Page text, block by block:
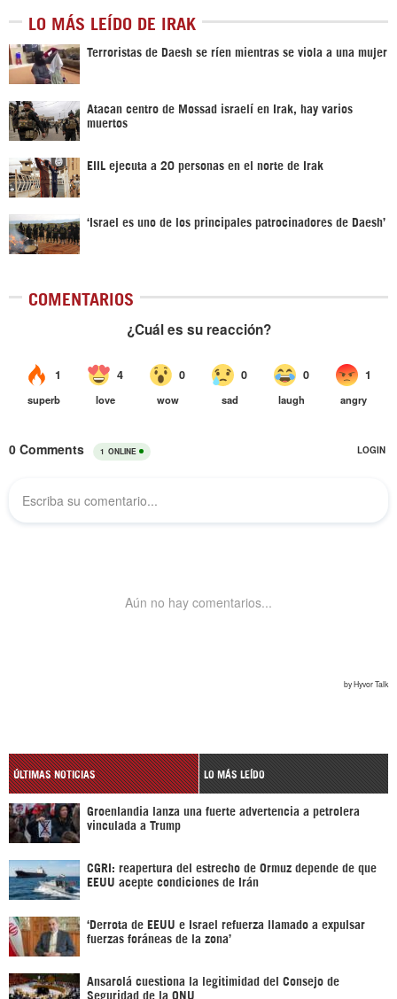
LO MÁS LEÍDO DE IRAK
Terroristas de Daesh se ríen mientras se viola a una mujer
Atacan centro de Mossad israelí en Irak, hay varios
muertos
EIIL ejecuta a 20 personas en el norte de Irak
‘Israel es uno de los principales patrocinadores de Daesh’
COMENTARIOS
ÚLTIMAS NOTICIAS LO MÁS LEÍDO
Groenlandia lanza una fuerte advertencia a petrolera
vinculada a Trump
CGRI: reapertura del estrecho de Ormuz depende de que
EEUU acepte condiciones de Irán
‘Derrota de EEUU e Israel refuerza llamado a expulsar
fuerzas foráneas de la zona’
Ansarolá cuestiona la legitimidad del Consejo de
Seguridad de la ONU